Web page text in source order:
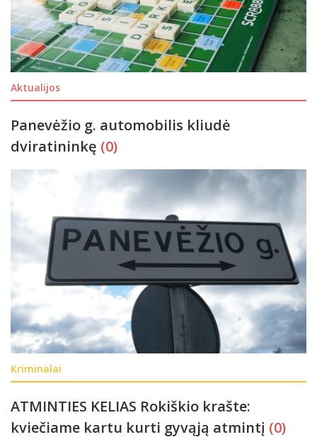
Aktualijos
Panevėžio g. automobilis kliudė
dviratininkę (0)
Kriminalai
ATMINTIES KELIAS Rokiškio krašte:
kviečiame kartu kurti gyvąją atmintį (0)